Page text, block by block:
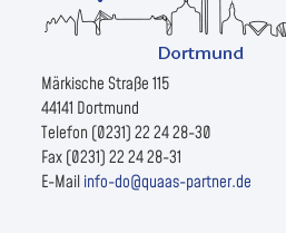
Märkische Straße 115
44141 Dortmund
Telefon (0231) 22 24 28-30
Fax (0231) 22 24 28-31
E-Mailinfo-do@quaas-partner.de